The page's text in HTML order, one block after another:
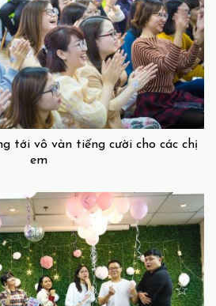
tới vô vàn tiếng cười cho các chị
em